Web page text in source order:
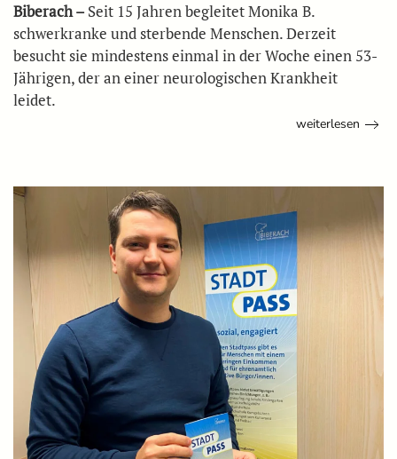
Biberach – Seit 15 Jahren begleitet Monika B.
schwerkranke und sterbende Menschen. Derzeit
besucht sie mindestens einmal in der Woche einen 53-
Jährigen, der an einer neurologischen Krankheit
leidet.
weiterlesen